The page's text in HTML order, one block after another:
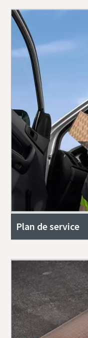
Plan de service